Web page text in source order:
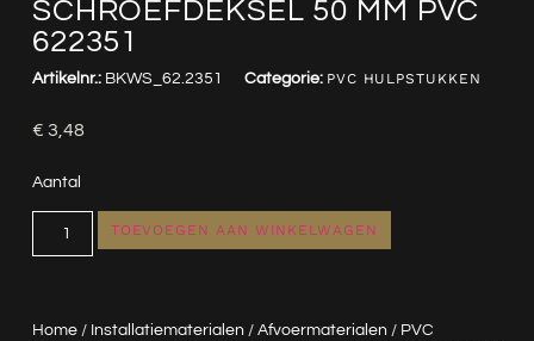
SCHROEFDEKSEL 50 MM PVC
622351
Home/ Installatiematerialen / Afvoermaterialen / PVC
Artikelnr.: BKWS_62.2351 Categorie: PVC HULPSTUKKEN
€ 3,48
Aantal
TOEVOEGEN AAN WINKELWAGEN